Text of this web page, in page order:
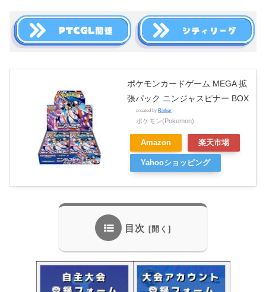
ポケモンカードゲーム MEGA 拡
張パック ニンジャスピナー BOX
created by Rinker
ポケモン(Pokemon)
Amazon 楽天市場
Yahooショッピング
目次